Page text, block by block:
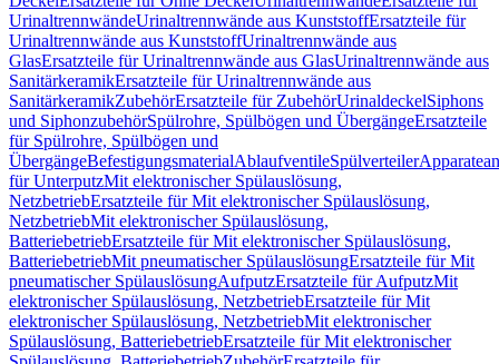
UrinaltrennwändeUrinaltrennwände aus KunststoffErsatzteile für
Urinaltrennwände aus KunststoffUrinaltrennwände aus
GlasErsatzteile für Urinaltrennwände aus GlasUrinaltrennwände aus
SanitärkeramikErsatzteile für Urinaltrennwände aus
SanitärkeramikZubehörErsatzteile für ZubehörUrinaldeckelSiphons
und SiphonzubehörSpülrohre, Spülbögen und ÜbergängeErsatzteile
für Spülrohre, Spülbögen und
ÜbergängeBefestigungsmaterialAblaufventileSpülverteiler
für UnterputzMit elektronischer Spülauslösung,
NetzbetriebErsatzteile für Mit elektronischer Spülauslösung,
NetzbetriebMit elektronischer Spülauslösung,
BatteriebetriebErsatzteile für Mit elektronischer Spülauslösung,
BatteriebetriebMit pneumatischer SpülauslösungErsatzteile für Mit
pneumatischer SpülauslösungAufputzErsatzteile für AufputzMit
elektronischer Spülauslösung, NetzbetriebErsatzteile für Mit
elektronischer Spülauslösung, NetzbetriebMit elektronischer
Spülauslösung, BatteriebetriebErsatzteile für Mit elektronischer